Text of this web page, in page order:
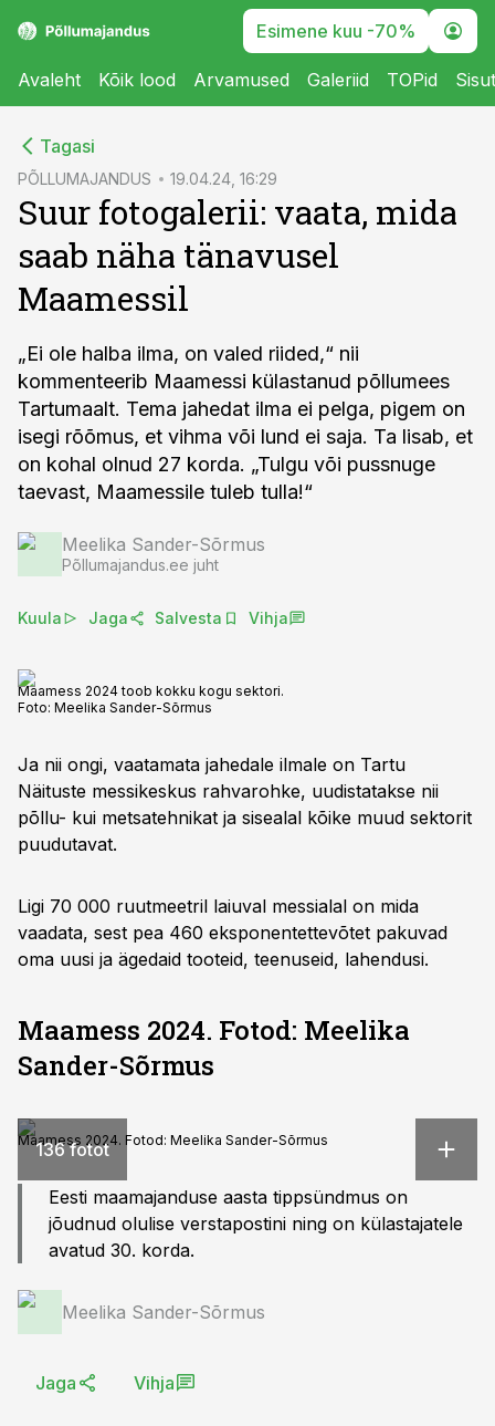
Esimene kuu -70%
Avaleht Kõik lood Arvamused Galeriid TOPid
Tagasi
PÕLLUMAJANDUS 19.04.24, 16:29
Suur fotogalerii: vaata, mida
saab näha tänavusel
Maamessil
„Ei ole halba ilma, on valed riided,“ nii
kommenteerib Maamessi külastanud põllumees
Tartumaalt. Tema jahedat ilma ei pelga, pigem on
isegi rõõmus, et vihma või lund ei saja. Ta lisab, et
on kohal olnud 27 korda. „Tulgu või pussnuge
taevast, Maamessile tuleb tulla!“
Meelika Sander-Sõrmus
Põllumajandus.ee juht
Kuula Jaga Salvesta Vihja
Maamess 2024 toob kokku kogu sektori.
Foto: Meelika Sander-Sõrmus
Ja nii ongi, vaatamata jahedale ilmale on Tartu
Näituste messikeskus rahvarohke, uudistatakse nii
põllu- kui metsatehnikat ja sisealal kõike muud sektorit
puudutavat.
Ligi 70 000 ruutmeetril laiuval messialal on mida
vaadata, sest pea 460 eksponentettevõtet pakuvad
oma uusi ja ägedaid tooteid, teenuseid, lahendusi.
Maamess 2024. Fotod: Meelika
Sander-Sõrmus
136 fotot
Maamess 2024. Fotod: Meelika Sander-Sõrmus
Eesti maamajanduse aasta tippsündmus on
jõudnud olulise verstapostini ning on külastajatele
avatud 30. korda.
Meelika Sander-Sõrmus
Jaga Vihja